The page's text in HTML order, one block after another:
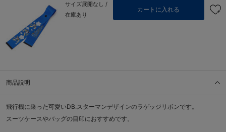
サイズ展開なし /
在庫あり
カートに入れる
商品説明
飛行機に乗った可愛いDB.スターマンデザインのラゲッジリボンです。
スーツケースやバッグの目印におすすめです。